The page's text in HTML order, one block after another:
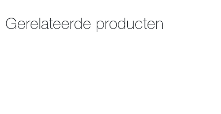
Gerelateerde producten